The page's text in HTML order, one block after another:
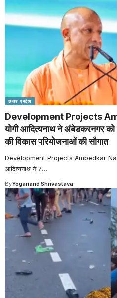
उत्तर प्रदेश
Development Projects
योगी आदित्यनाथ ने अंबेडकरनगर
की विकास परियोजनाओं की सौगात
Development Projects Ambedkar
आदित्यनाथ ने 7…
ByYoganand Shrivastava